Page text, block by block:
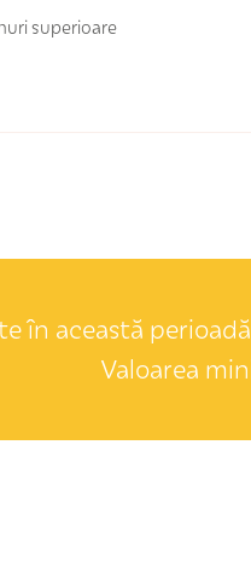
superioare
în această
Valoarea